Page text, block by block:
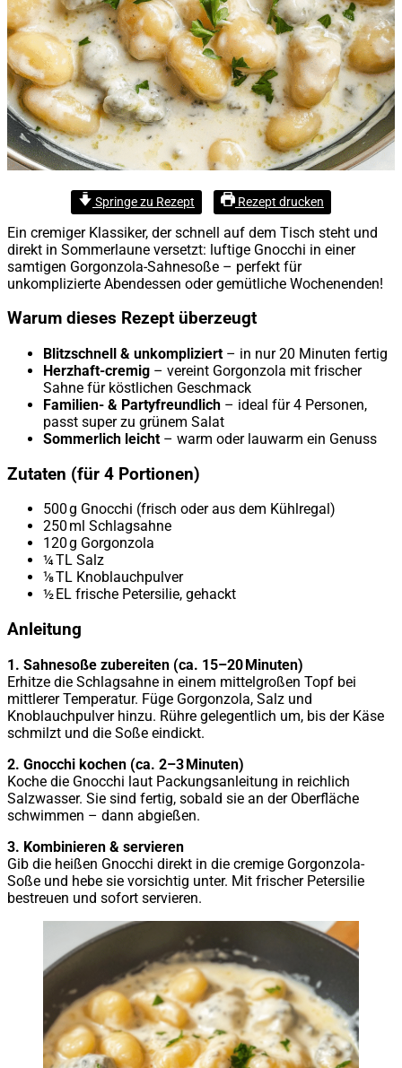
Springe zu Rezept Rezept drucken
Ein cremiger Klassiker, der schnell auf dem Tisch steht und
direkt in Sommerlaune versetzt: luftige Gnocchi in einer
samtigen Gorgonzola-Sahnesoße – perfekt für
unkomplizierte Abendessen oder gemütliche Wochenenden!
Warum dieses Rezept überzeugt
Blitzschnell & unkompliziert – in nur 20 Minuten fertig
Herzhaft-cremig – vereint Gorgonzola mit frischer
Sahne für köstlichen Geschmack
Familien- & Partyfreundlich – ideal für 4 Personen,
passt super zu grünem Salat
Sommerlich leicht – warm oder lauwarm ein Genuss
Zutaten (für 4 Portionen)
500 g Gnocchi (frisch oder aus dem Kühlregal)
250 ml Schlagsahne
120 g Gorgonzola
¼ TL Salz
⅛ TL Knoblauchpulver
½ EL frische Petersilie, gehackt
Anleitung
1. Sahnesoße zubereiten (ca. 15–20 Minuten)
Erhitze die Schlagsahne in einem mittelgroßen Topf bei
mittlerer Temperatur. Füge Gorgonzola, Salz und
Knoblauchpulver hinzu. Rühre gelegentlich um, bis der Käse
schmilzt und die Soße eindickt.
2. Gnocchi kochen (ca. 2–3 Minuten)
Koche die Gnocchi laut Packungsanleitung in reichlich
Salzwasser. Sie sind fertig, sobald sie an der Oberfläche
schwimmen – dann abgießen.
3. Kombinieren & servieren
Gib die heißen Gnocchi direkt in die cremige Gorgonzola-
Soße und hebe sie vorsichtig unter. Mit frischer Petersilie
bestreuen und sofort servieren.